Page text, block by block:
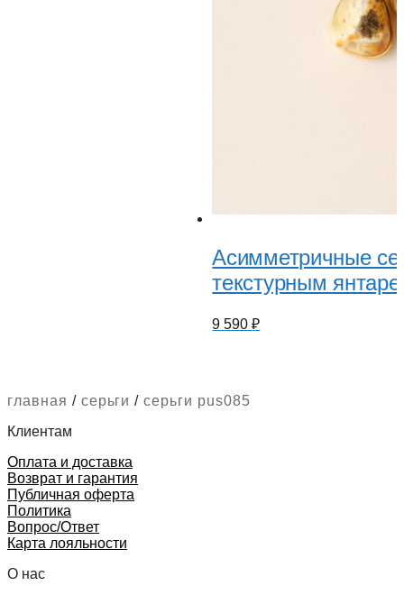
Асимметричные
текстурным
9 590₽
главная / серьги /серьги pus085
Клиентам
Оплата и доставка
Возврат и гарантия
Публичная оферта
Политика
Вопрос/Ответ
Карта лояльности
О нас